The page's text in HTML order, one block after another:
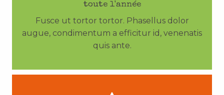
toute l'année
Fusce ut tortor tortor. Phasellus dolor
augue, condimentum a efficitur id, venenatis
quis ante.